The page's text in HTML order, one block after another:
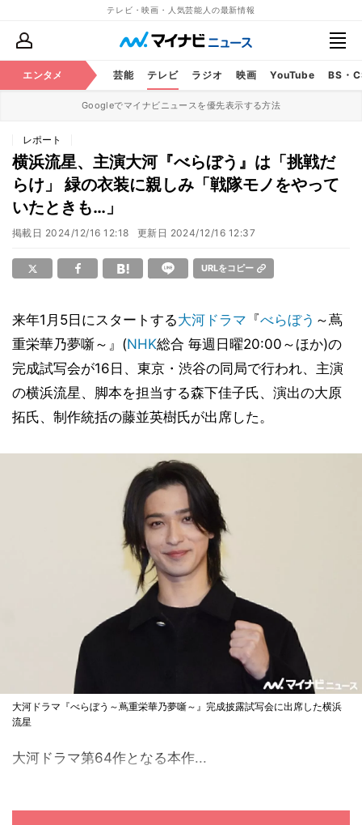
テレビ・映画・人気芸能人の最新情報
エンタメ 芸能 テレビ ラジオ 映画 YouTube BS・
Googleでマイナビニュースを優先表示する方法
レポート
横浜流星、主演大河『べらぼう』は「挑戦だ
らけ」 緑の衣装に親しみ「戦隊モノをやって
いたときも…」
掲載日 2024/12/16 12:18 更新日 2024/12/16 12:37
URLをコピー
来年1月5日にスタートする大河ドラマ 『べらぼう ～蔦
重栄華乃夢噺～』(NHK総合 毎週日曜20:00～ほか)の
完成試写会が16日、東京・渋谷の同局で行われ、主演
の横浜流星、脚本を担当する森下佳子氏、演出の大原
拓氏、制作統括の藤並英樹氏が出席した。
大河ドラマ『べらぼう～蔦重栄華乃夢噺～』完成披露試写会に出席した横浜
流星
大河ドラマ第64作となる本作...